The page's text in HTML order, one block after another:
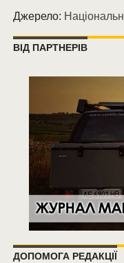
Джерело:
ВІД ПАРТНЕРІВ
ДОПОМОГА РЕДАКЦІЇ